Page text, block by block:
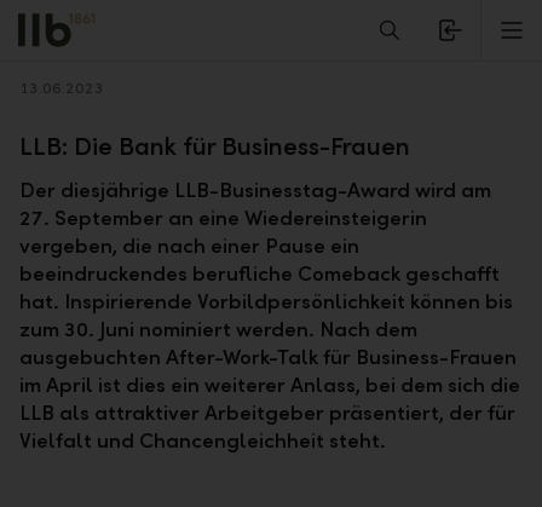
Alerts.Headline
Zurück
13.06.2023
LLB: Die Bank für Business-Frauen
Der diesjährige LLB-Businesstag-Award wird am
27. September an eine Wiedereinsteigerin
vergeben, die nach einer Pause ein
beeindruckendes berufliche Comeback geschafft
hat. Inspirierende Vorbildpersönlichkeit können bis
zum 30. Juni nominiert werden. Nach dem
ausgebuchten After-Work-Talk für Business-Frauen
im April ist dies ein weiterer Anlass, bei dem sich die
LLB als attraktiver Arbeitgeber präsentiert, der für
Vielfalt und Chancengleichheit steht.